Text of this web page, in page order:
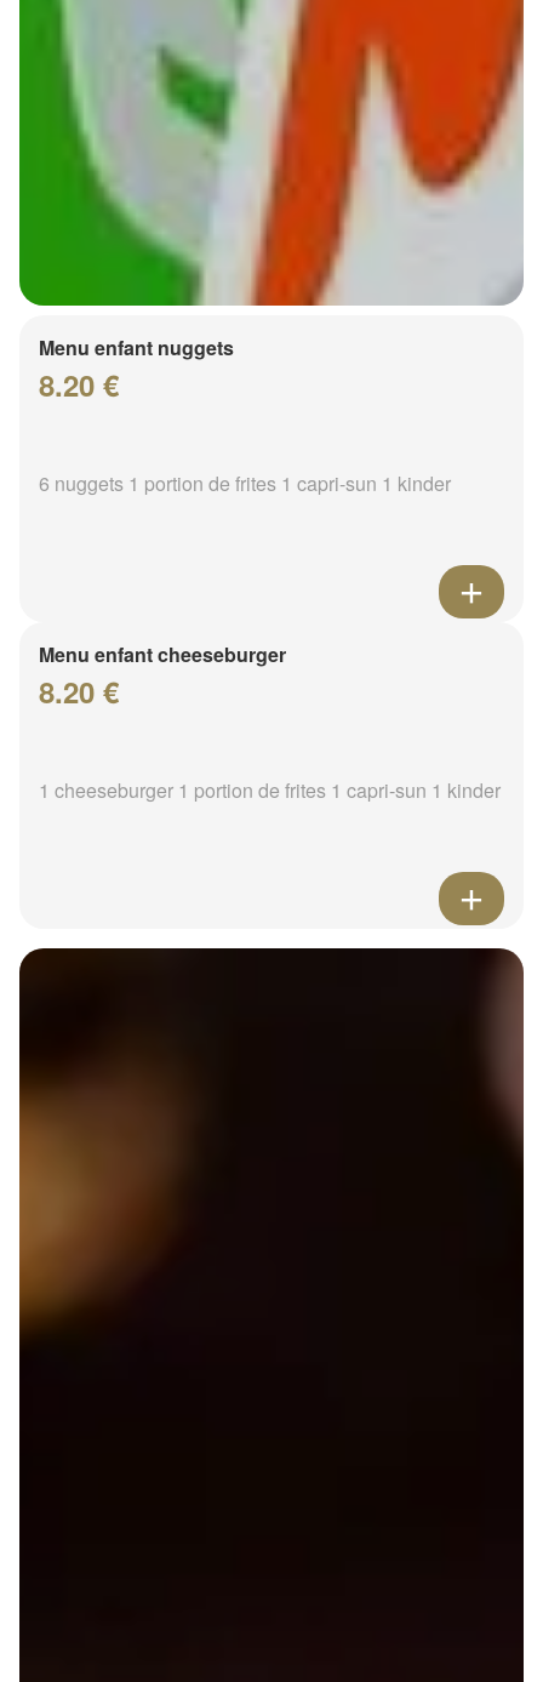
Menu enfant nuggets
8.20 €
6 nuggets 1 portion de frites 1 capri-sun 1 kinder
Menu enfant cheeseburger
8.20 €
1 cheeseburger 1 portion de frites 1 capri-sun 1 kinder